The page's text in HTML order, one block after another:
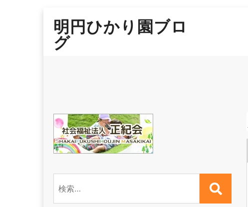
content
明円ひかり園ブロ
グ
索: